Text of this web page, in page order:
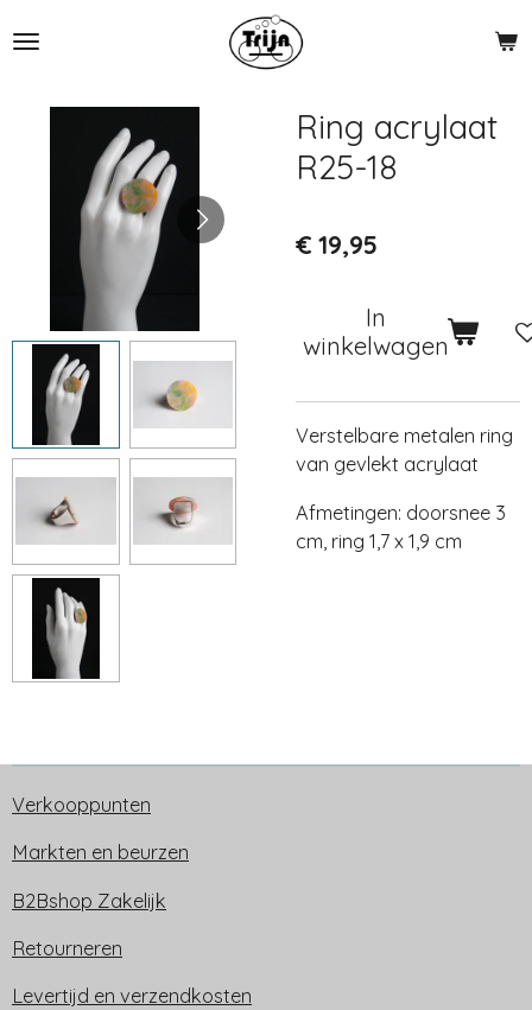
direct
hoofdinhoud
Ring acrylaat
R25-18
€ 19,95
In
winkelwagen
Verstelbare metalen ring
van gevlekt acrylaat
Afmetingen: doorsnee 3
cm, ring 1,7 x 1,9 cm
Verkooppunten
Markten en beurzen
B2Bshop Zakelijk
Retourneren
Levertijd en verzendkosten